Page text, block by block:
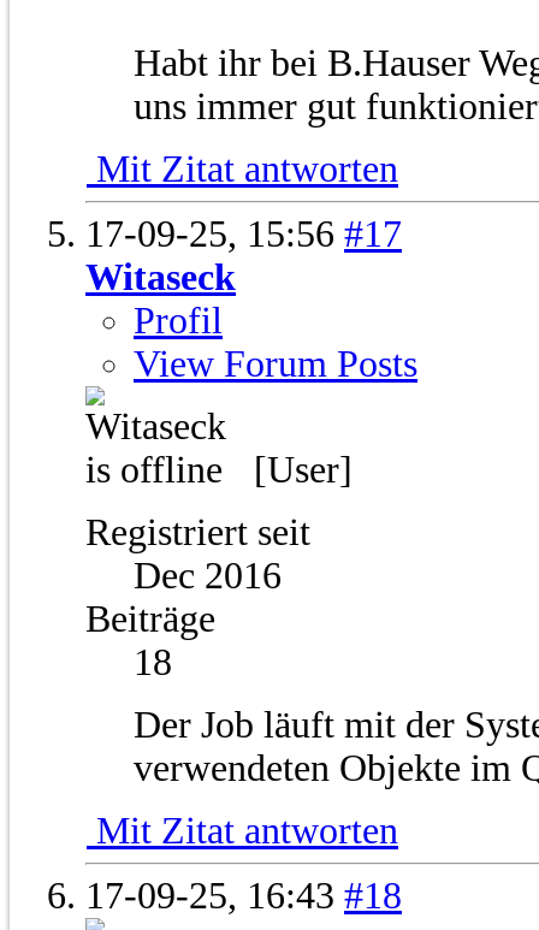
Habt ihr bei B.Hauser
uns immer gut
Mit Zitat antworten
17-09-25, 15:56 #17
Witaseck
Profil
View Forum Posts
[User]
Registriert seit
Dec 2016
Beiträge
18
Der Job läuft mit der
verwendeten Objekte im
Mit Zitat antworten
17-09-25, 16:43 #18